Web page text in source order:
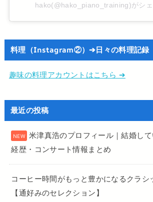
hako(@hako_piano_training)がシ
料理（Instagram②）➔日々の料理記録
趣味の料理アカウントはこちら ➔
最近の投稿
米津真浩のプロフィール｜結婚して
経歴・コンサート情報まとめ
コーヒー時間がもっと豊かになるクラシ
【通好みのセレクション】